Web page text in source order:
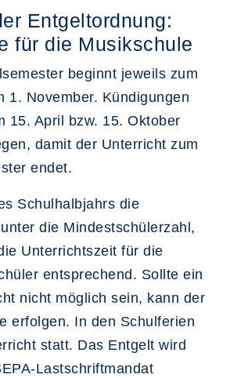
Entgeltordnung:
für die Musikschule
beginnt jeweils zum
1. November. Kündigungen
15. April bzw. 15. Oktober
damit der Unterricht zum
endet.
Schulhalbjahrs die
die Mindestschülerzahl,
Unterrichtszeit für die
entsprechend. Sollte ein
nicht möglich sein, kann der
erfolgen. In den Schulferien
statt. Das Entgelt wird
Lastschriftmandat